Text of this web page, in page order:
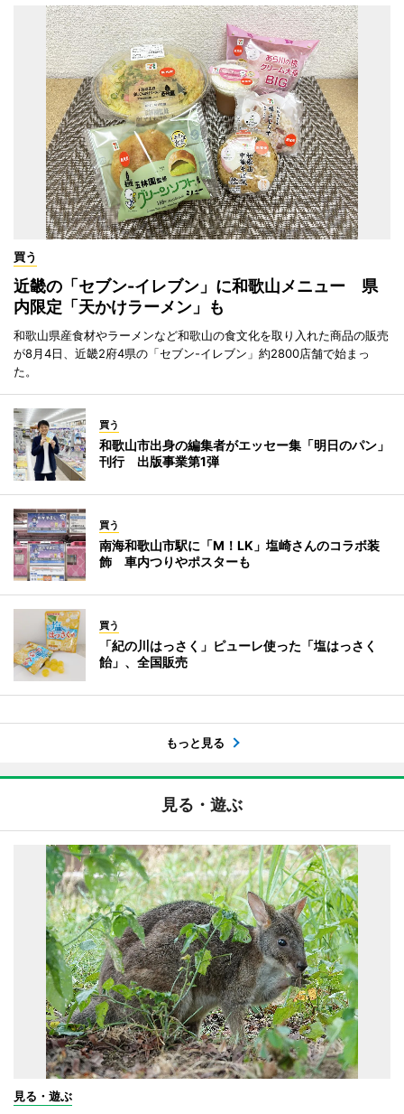
買う
近畿の「セブン-イレブン」に和歌山メニュー 県
内限定「天かけラーメン」も
和歌山県産食材やラーメンなど和歌山の食文化を取り入れた商品の販売
が8月4日、近畿2府4県の「セブン-イレブン」約2800店舗で始まっ
た。
買う
和歌山市出身の編集者がエッセー集「明日のパン」
刊行 出版事業第1弾
買う
南海和歌山市駅に「M！LK」塩崎さんのコラボ装
飾 車内つりやポスターも
買う
「紀の川はっさく」ピューレ使った「塩はっさく
飴」、全国販売
もっと見る
見る・遊ぶ
見る・遊ぶ